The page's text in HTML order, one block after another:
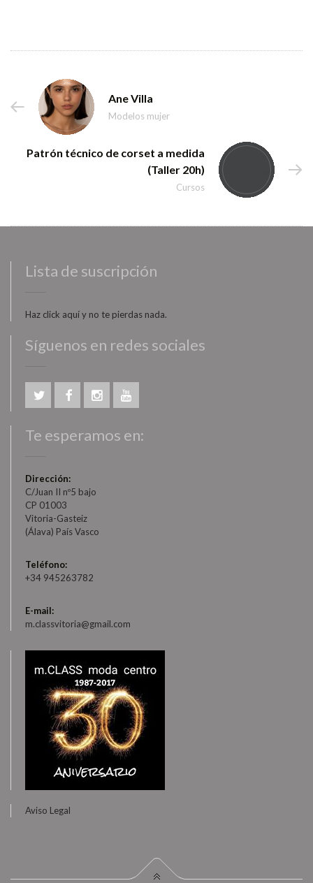
Ane Villa
Modelos mujer
Patrón técnico de corset a medida
(Taller 20h)
Cursos
Lista de suscripción
Haz click aquí y no te pierdas nada.
Síguenos en redes sociales
Te esperamos en:
Dirección:
C/Juan II nº5 bajo
CP 01003
Vitoria-Gasteiz
(Álava) País Vasco
Teléfono:
+34 945263782
E-mail:
m.classvitoria@gmail.com
Aviso Legal